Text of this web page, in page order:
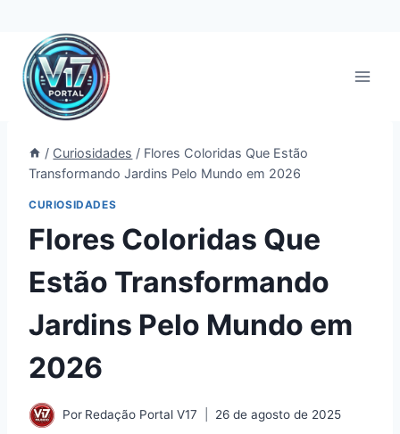
Pular
para
Conteúdo
/ Curiosidades / Flores Coloridas Que Estão
Transformando Jardins Pelo Mundo em 2026
CURIOSIDADES
Flores Coloridas Que
Estão Transformando
Jardins Pelo Mundo em
2026
Por Redação Portal V17 26 de agosto de 2025